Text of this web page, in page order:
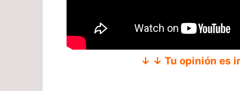
↓ ↓ Tu opinión es